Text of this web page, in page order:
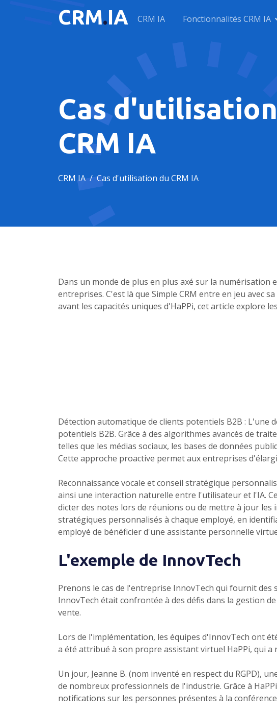
CRM.IA CRM IA Fonctionnalités CRM IA
Cas
CRM IA
CRM IA Cas d'utilisation du CRM IA
Dans un monde de plus en plus axé sur la
entreprises. C'est là que Simple CRM entre en jeu avec
avant les capacités uniques d'HaPPi, cet article explore
Détection automatique de clients potentiels B2B : L'une
potentiels B2B. Grâce à des algorithmes avancés de
telles que les médias sociaux, les bases de données
Cette approche proactive permet aux entreprises
Reconnaissance vocale et conseil stratégique
ainsi une interaction naturelle entre l'utilisateur et l'IA.
dicter des notes lors de réunions ou de mettre à jour
stratégiques personnalisés à chaque employé, en
employé de bénéficier d'une assistante personnelle
L'exemple de InnovTech
Prenons le cas de l'entreprise InnovTech qui fournit des
InnovTech était confrontée à des défis dans la gestion
vente.
Lors de l'implémentation, les équipes d'InnovTech ont
a été attribué à son propre assistant virtuel HaPPi, qui
Un jour, Jeanne B. (nom inventé en respect du RGPD),
de nombreux professionnels de l'industrie. Grâce à
notifications sur les personnes présentes à la